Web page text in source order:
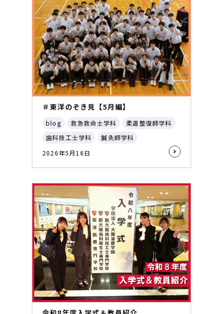
＃東洋のぞき見【5月編】
blog 救急救命士学科
柔道整復師学科
歯科技工士学科
鍼灸師学科
2026年5月16日